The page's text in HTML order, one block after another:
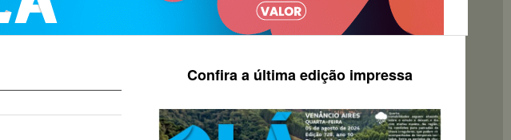
Confira a última edição impressa